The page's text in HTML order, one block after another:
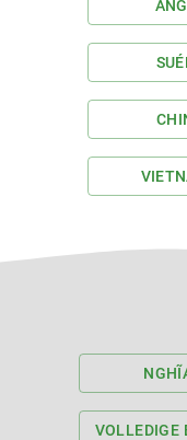
VOLLEDIGE